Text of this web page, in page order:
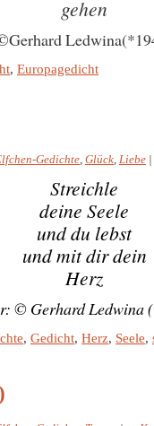
gehen
, Europagedicht
Gedichte, Glück, Liebe |
Streichle
deine Seele
und du lebst
und mit dir dein
Herz
© Gerhard Ledwina
, Gedicht, Herz, Seele,